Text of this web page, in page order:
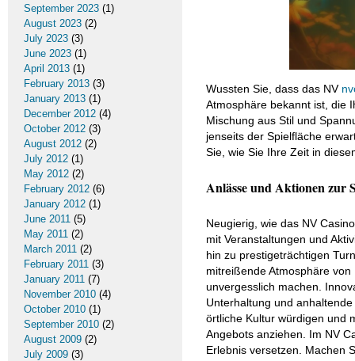
Wussten Sie, dass das NV
Atmosphäre bekannt ist, die
Mischung aus Stil und
jenseits der Spielfläche
Sie, wie Sie Ihre Zeit in
Anlässe und Aktionen zur
Neugierig, wie das NV
mit Veranstaltungen und
hin zu prestigeträchtigen
mitreißende Atmosphäre
unvergesslich machen.
Unterhaltung und
örtliche Kultur würdigen und
Angebots anziehen. Im NV
Erlebnis versetzen. Machen
September 2023 (1)
August 2023 (2)
July 2023 (3)
June 2023 (1)
April 2013 (1)
February 2013 (3)
January 2013 (1)
December 2012 (4)
October 2012 (3)
August 2012 (2)
July 2012 (1)
May 2012 (2)
February 2012 (6)
January 2012 (1)
June 2011 (5)
May 2011 (2)
March 2011 (2)
February 2011 (3)
January 2011 (7)
November 2010 (4)
October 2010 (1)
September 2010 (2)
August 2009 (2)
July 2009 (3)